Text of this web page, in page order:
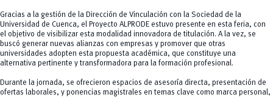
Gracias a la gestión de la Dirección de Vinculación con la Sociedad de la
Universidad de Cuenca, el Proyecto ALPRODE estuvo presente en esta feria, con
el objetivo de visibilizar esta modalidad innovadora de titulación. A la vez, se
buscó generar nuevas alianzas con empresas y promover que otras
universidades adopten esta propuesta académica, que constituye una
alternativa pertinente y transformadora para la formación profesional.
Durante la jornada, se ofrecieron espacios de asesoría directa, presentación de
ofertas laborales, y ponencias magistrales en temas clave como marca personal,